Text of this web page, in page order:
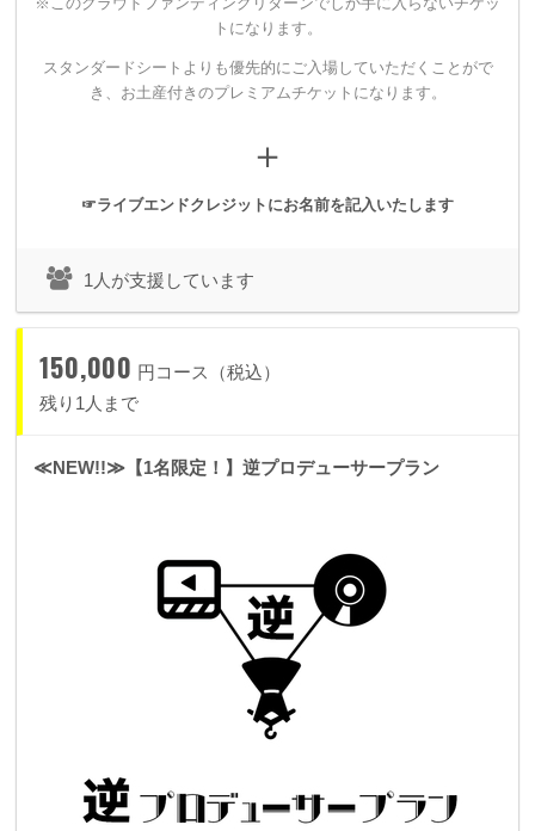
spoon+にとって、積み上げてきた創作をアウトプットし、
前回はアルバムリリース記念として2018年2月16日に高円寺
トになります。
スタンダードシートよりも優先的にご入場していただくことがで
き、 お土産付きのプレミアムチケットになります。
＋
☞ライブエンドクレジットにお名前を記入いたします
1人が支援しています
150,000 円コース（税込）
残り1人まで
≪NEW!!≫【1名限定！】逆プロデューサープラン